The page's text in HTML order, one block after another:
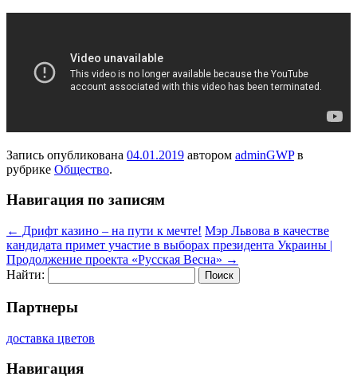
Запись опубликована 04.01.2019 автором adminGWPв
рубрике Общество.
Навигация по записям
← Дрифт казино – на пути к мечте! Мэр Львова в качестве
кандидата примет участие в выборах президента Украины |
Продолжение проекта «Русская Весна» →
Найти:
Партнеры
доставка цветов
Навигация